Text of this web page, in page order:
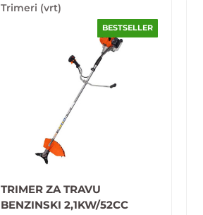
Trimeri (vrt)
BESTSELLER
TRIMER ZA TRAVU
BENZINSKI 2,1KW/52CC